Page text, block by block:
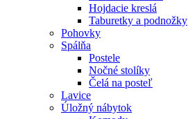
Hojdacie kreslá
Taburetky a podnožky
Pohovky
Spálňa
Postele
Nočné stolíky
Čelá na posteľ
Lavice
Úložný nábytok